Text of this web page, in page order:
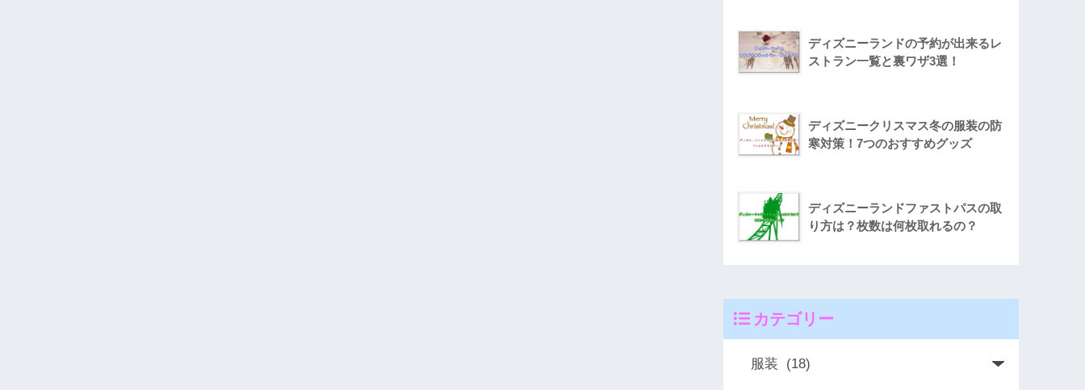
ディズニーランドの予約が出来るレ
ストラン一覧と裏ワザ3選！
ディズニークリスマス冬の服装の防
寒対策！7つのおすすめグッズ
ディズニーランドファストパスの取
り方は？枚数は何枚取れるの？
カテゴリー